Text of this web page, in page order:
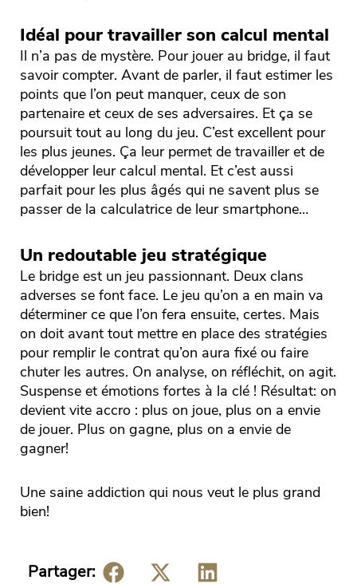
Idéal pour travailler son calcul mental
Il n’a pas de mystère. Pour jouer au bridge, il faut
savoir compter. Avant de parler, il faut estimer les
points que l’on peut manquer, ceux de son
partenaire et ceux de ses adversaires. Et ça se
poursuit tout au long du jeu. C’est excellent pour
les plus jeunes. Ça leur permet de travailler et de
développer leur calcul mental. Et c’est aussi
parfait pour les plus âgés qui ne savent plus se
passer de la calculatrice de leur smartphone…
Un redoutable jeu stratégique
Le bridge est un jeu passionnant. Deux clans
adverses se font face. Le jeu qu’on a en main va
déterminer ce que l’on fera ensuite, certes. Mais
on doit avant tout mettre en place des stratégies
pour remplir le contrat qu’on aura fixé ou faire
chuter les autres. On analyse, on réfléchit, on agit.
Suspense et émotions fortes à la clé ! Résultat: on
devient vite accro : plus on joue, plus on a envie
de jouer. Plus on gagne, plus on a envie de
gagner!
Une saine addiction qui nous veut le plus grand
bien!
Partager: